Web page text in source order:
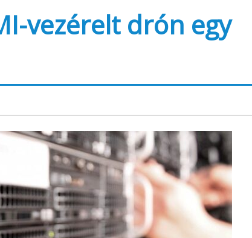
vezérelt drón egy